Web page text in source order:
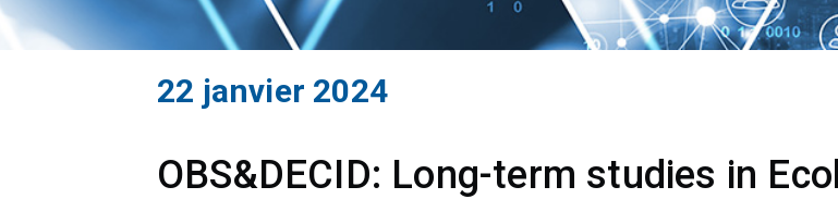
22 janvier 2024
OBS&DECID: Long-term studies in